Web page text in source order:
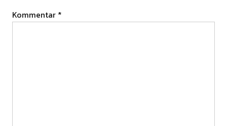
Kommentar *